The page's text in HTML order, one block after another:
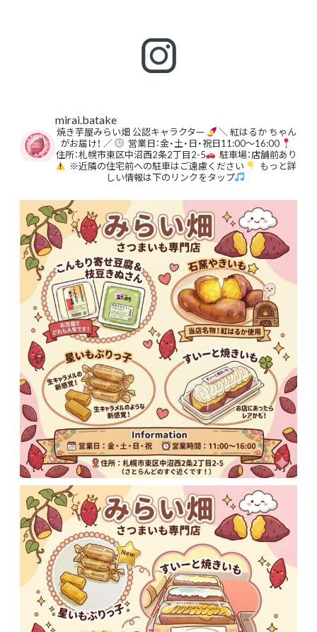
mirai.batake
焼き芋屋みらい畑 公認キャラクター
＼ 紅はるか ちゃん
がお届け！ ／
営業日：金・土・日・祝日11:00〜16:00
住所：札幌市東区中沼西2条2丁目2-5
駐車場：店舗前あり
※近隣の住宅前への駐車はご遠慮ください
もっと詳
しい情報は下のリンクをタップ